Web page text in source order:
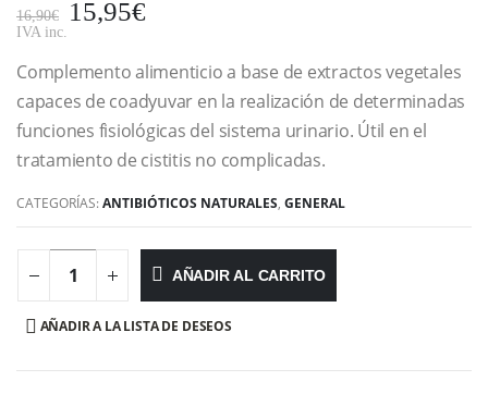
16,90€ 15,95€
IVA inc.
Complemento alimenticio a base de extractos vegetales
capaces de coadyuvar en la realización de determinadas
funciones fisiológicas del sistema urinario. Útil en el
tratamiento de cistitis no complicadas.
CATEGORÍAS:ANTIBIÓTICOS NATURALES, GENERAL
AÑADIR AL CARRITO
AÑADIR A LA LISTA DE DESEOS